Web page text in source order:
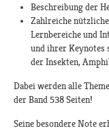
Beschreibung der
Zahlreiche
Lernbereiche und
und ihrer Keynotes
der Insekten,
Dabei werden alle
der Band 538 Seiten!
Seine besondere Note